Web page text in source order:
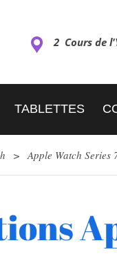
2 Cours de
TABLETTES
> Apple Watch Series